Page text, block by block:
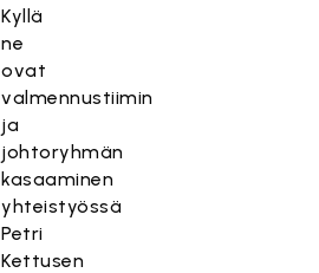
Kyllä
ne
ovat
valmennustiimin
ja
johtoryhmän
kasaaminen
yhteistyössä
Petri
Kettusen